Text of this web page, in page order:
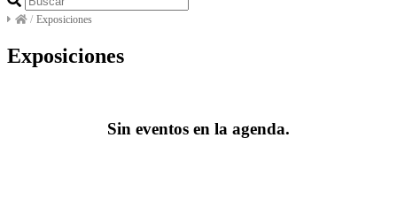
/ Exposiciones
Exposiciones
Sin eventos en la agenda.